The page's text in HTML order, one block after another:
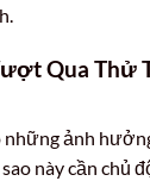
Qua Thử
ảnh
này cần chủ